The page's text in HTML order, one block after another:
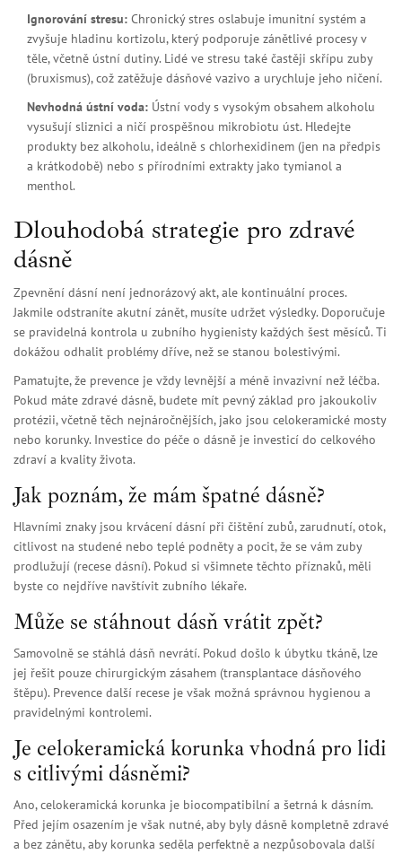
Ignorování stresu: Chronický stres oslabuje imunitní systém a
zvyšuje hladinu kortizolu, který podporuje zánětlivé procesy v
těle, včetně ústní dutiny. Lidé ve stresu také častěji skřípu zuby
(bruxismus), což zatěžuje dásňové vazivo a urychluje jeho ničení.
Nevhodná ústní voda: Ústní vody s vysokým obsahem alkoholu
vysušují sliznici a ničí prospěšnou mikrobiotu úst. Hledejte
produkty bez alkoholu, ideálně s chlorhexidinem (jen na předpis
a krátkodobě) nebo s přírodními extrakty jako tymianol a
menthol.
Dlouhodobá strategie pro zdravé
dásně
Zpevnění dásní není jednorázový akt, ale kontinuální proces.
Jakmile odstraníte akutní zánět, musíte udržet výsledky. Doporučuje
se pravidelná kontrola u zubního hygienisty každých šest měsíců. Ti
dokážou odhalit problémy dříve, než se stanou bolestivými.
Pamatujte, že prevence je vždy levnější a méně invazivní než léčba.
Pokud máte zdravé dásně, budete mít pevný základ pro jakoukoliv
protézii, včetně těch nejnáročnějších, jako jsou celokeramické mosty
nebo korunky. Investice do péče o dásně je investicí do celkového
zdraví a kvality života.
Jak poznám, že mám špatné dásně?
Hlavními znaky jsou krvácení dásní při čištění zubů, zarudnutí, otok,
citlivost na studené nebo teplé podněty a pocit, že se vám zuby
prodlužují (recese dásní). Pokud si všimnete těchto příznaků, měli
byste co nejdříve navštívit zubního lékaře.
Může se stáhnout dásň vrátit zpět?
Samovolně se stáhlá dásň nevrátí. Pokud došlo k úbytku tkáně, lze
jej řešit pouze chirurgickým zásahem (transplantace dásňového
štěpu). Prevence další recese je však možná správnou hygienou a
pravidelnými kontrolemi.
Je celokeramická korunka vhodná pro lidi
s citlivými dásněmi?
Ano, celokeramická korunka je biocompatibilní a šetrná k dásním.
Před jejím osazením je však nutné, aby byly dásně kompletně zdravé
a bez zánětu, aby korunka seděla perfektně a nezpůsobovala další